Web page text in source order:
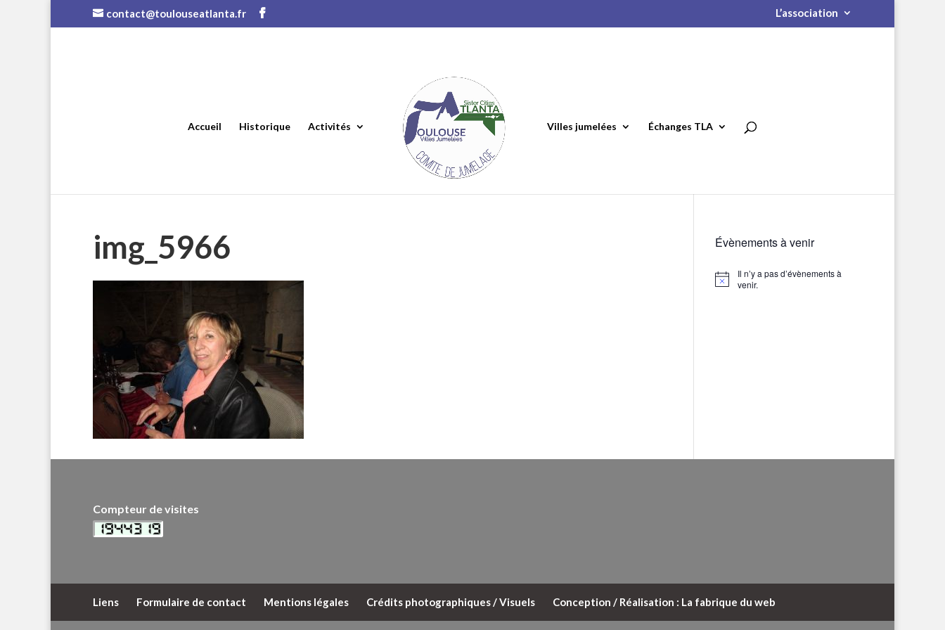
contact@toulouseatlanta.fr L’association
Accueil Historique Activités Villes jumelées Échanges TLA
img_5966 Évènements à venir
Notice
Il n’y a pas d’évènements à
venir.
Compteur de visites
Liens Formulaire de contact Mentions légales Crédits photographiques / Visuels Conception / Réalisation : La fabrique du web